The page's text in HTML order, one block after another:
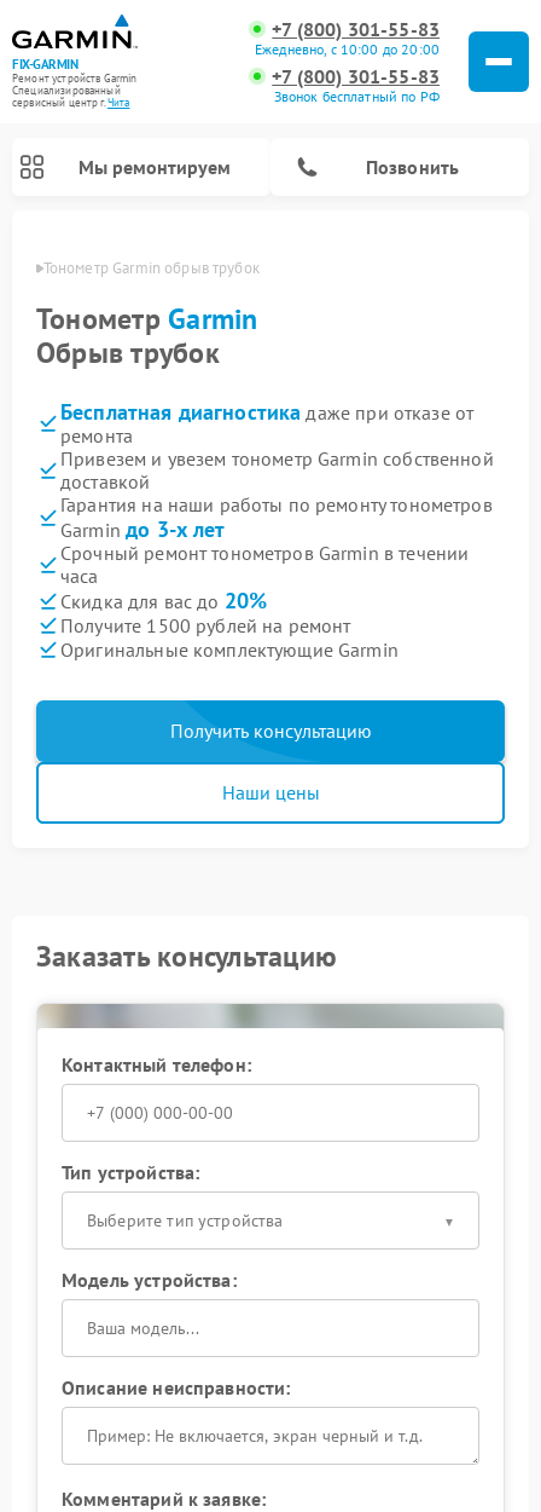
FIX-GARMIN
Ремонт устройств Garmin
Специализированный
cервисный центр г.Чита
+7 (800) 301-55-83
Ежедневно, с 10:00 до 20:00
+7 (800) 301-55-83
Звонок бесплатный по РФ
Мы ремонтируем Позвонить
Тонометр Garmin обрыв трубок
Тонометр Garmin
Обрыв трубок
Бесплатная диагностика даже при отказе от
ремонта
Привезем и увезем тонометр Garmin собственной
доставкой
Гарантия на наши работы по ремонту тонометров
Garminдо 3-х лет
Срочный ремонт тонометров Garmin в течении
часа
Скидка для вас до 20%
Получите 1500 рублей на ремонт
Оригинальные комплектующие Garmin
Получить консультацию
Наши цены
Заказать консультацию
Контактный телефон:
Тип устройства:
Выберите тип устройства
Модель устройства:
Описание неисправности:
Комментарий к заявке: